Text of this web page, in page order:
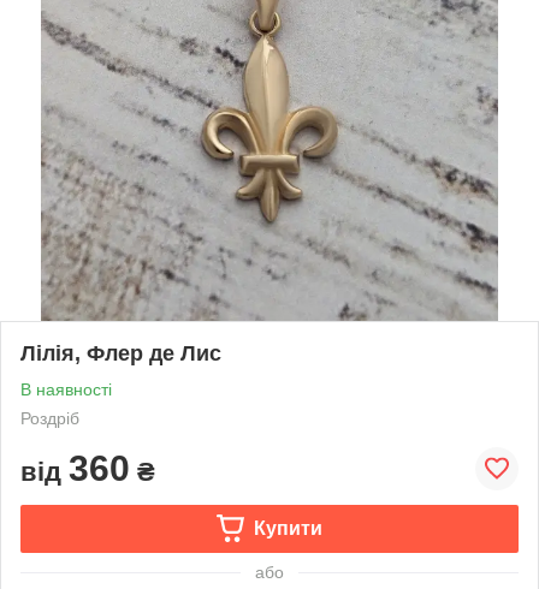
Лілія, Флер де Лис
В наявності
Роздріб
від 360 ₴
Купити
або